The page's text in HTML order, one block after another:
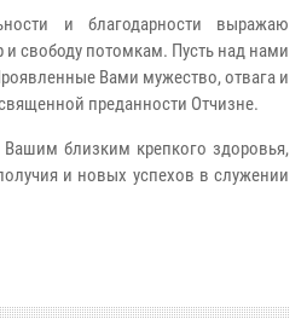
и благодарности выражаю
свободу потомкам. Пусть над нами
Вами мужество, отвага и
преданности Отчизне.
близким крепкого здоровья,
и новых успехов в служении